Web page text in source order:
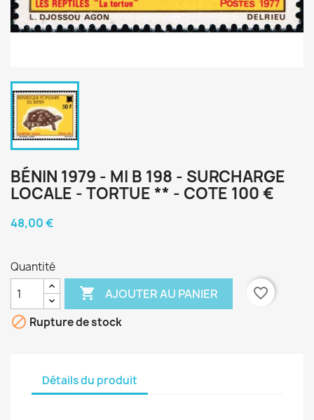
BÉNIN 1979 - MI B 198 - SURCHARGE
LOCALE - TORTUE ** - COTE 100 €
48,00 €
Quantité
 AJOUTER AU PANIER
favorite_border
 Rupture de stock
Détails du produit